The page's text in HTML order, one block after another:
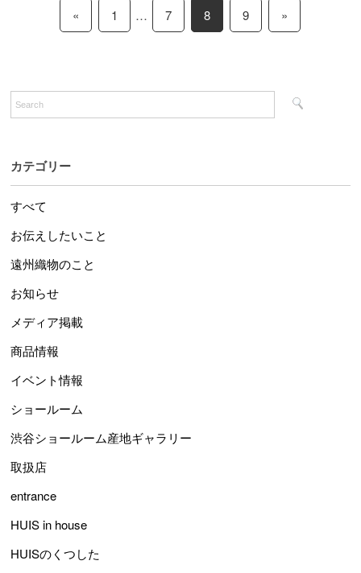
« 1 … 7 8 9 »
カテゴリー
すべて
お伝えしたいこと
遠州織物のこと
お知らせ
メディア掲載
商品情報
イベント情報
ショールーム
渋谷ショールーム産地ギャラリー
取扱店
entrance
HUIS in house
HUISのくつした